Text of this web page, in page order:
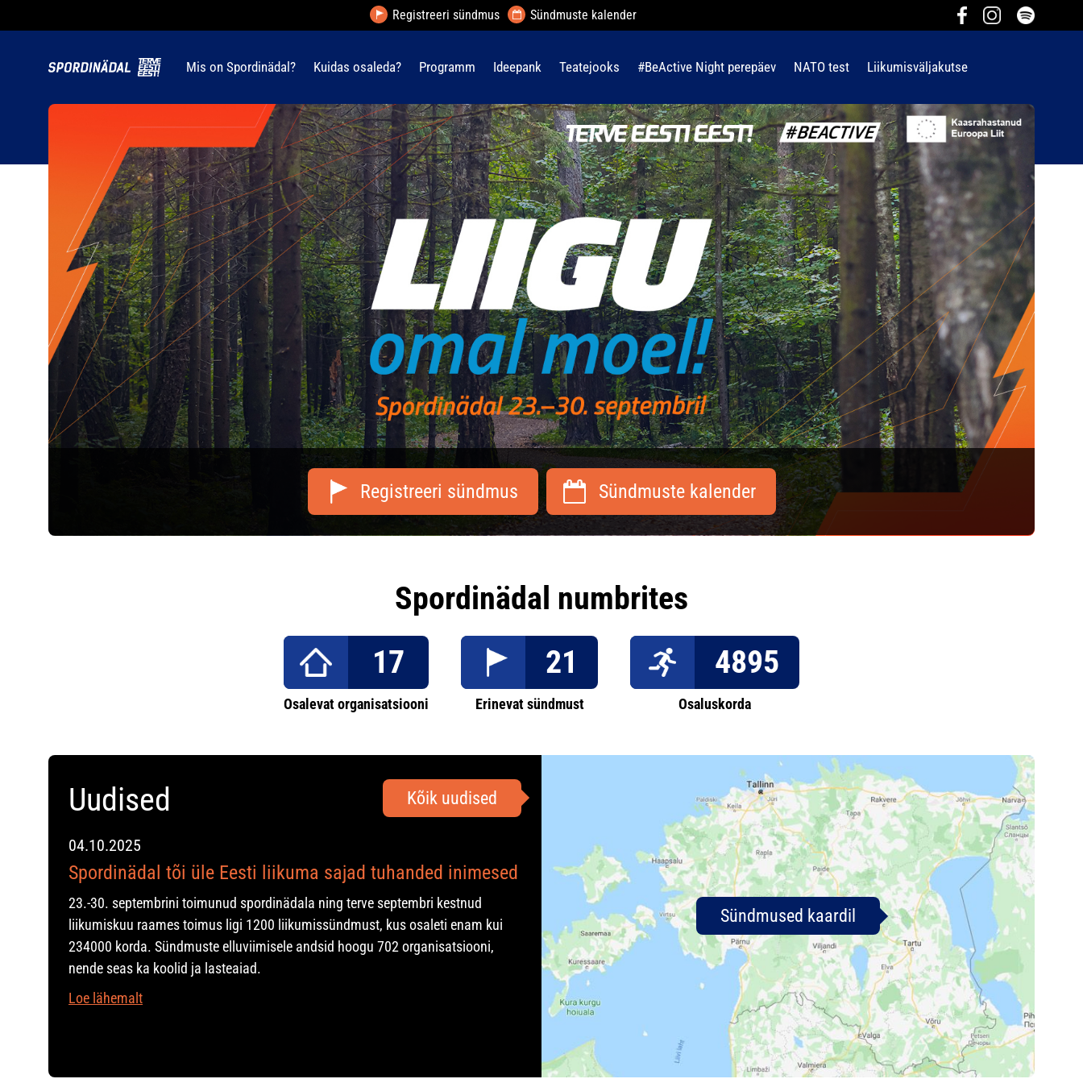
Registreeri sündmus Sündmuste kalender
Mis on Spordinädal? Kuidas osaleda? Programm Ideepank Teatejooks #BeActive Night perepäev NATO test Liikumisväljakutse
Registreeri sündmus Sündmuste kalender
Spordinädal numbrites
17
Osalevat organisatsiooni
21
Erinevat sündmust
4895
Osaluskorda
Uudised Kõik uudised
04.10.2025
Spordinädal tõi üle Eesti liikuma sajad tuhanded inimesed
23.-30. septembrini toimunud spordinädala ning terve septembri kestnud
liikumiskuu raames toimus ligi 1200 liikumissündmust, kus osaleti enam kui
234000 korda. Sündmuste elluviimisele andsid hoogu 702 organisatsiooni,
nende seas ka koolid ja lasteaiad.
Loe lähemalt
Sündmused kaardil